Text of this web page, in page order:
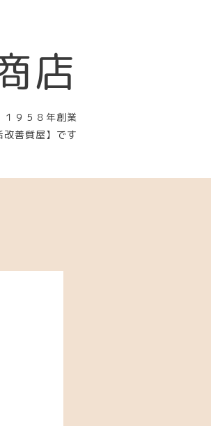
店
１９５８年創業
善質屋】です